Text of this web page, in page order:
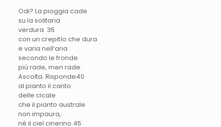
Odi? La pioggia cade
su la solitaria
verdura 35
con un crepitìo che dura
e varia nell’aria
secondo le fronde
più rade, men rade.
Ascolta. Risponde40
al pianto il canto
delle cicale
che il pianto australe
non impaura,
né il ciel cinerino.45